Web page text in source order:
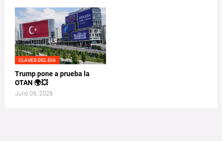
CLAVES DEL DIA
Trump pone a prueba la
OTAN 🌍💥
Julio 06, 2026